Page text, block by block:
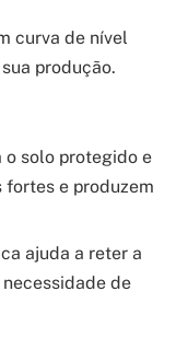
curva de nível
produção.
o solo protegido e
fortes e produzem
ajuda a reter a
de